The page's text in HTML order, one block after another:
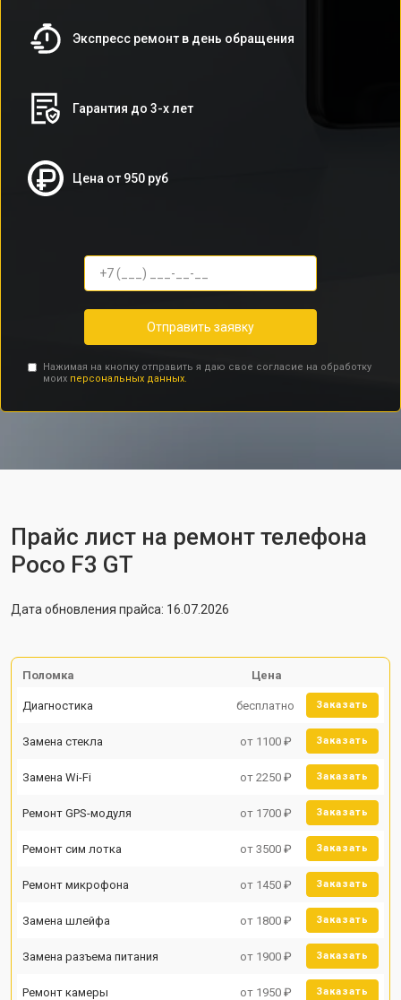
Экспресс ремонт в день обращения
Гарантия до 3-х лет
Цена от 950 руб
Отправить заявку
Нажимая на кнопку отправить я даю свое согласие на обработку
моих персональных данных.
Прайс лист на ремонт телефона
Poco F3 GT
Дата обновления прайса: 16.07.2026
Поломка Цена
Диагностика бесплатно Заказать
Замена стекла от 1100 ₽ Заказать
Замена Wi-Fi от 2250 ₽ Заказать
Ремонт GPS-модуля от 1700 ₽ Заказать
Ремонт сим лотка от 3500 ₽ Заказать
Ремонт микрофона от 1450 ₽ Заказать
Замена шлейфа от 1800 ₽ Заказать
Замена разъема питания от 1900 ₽ Заказать
Ремонт камеры от 1950 ₽ Заказать